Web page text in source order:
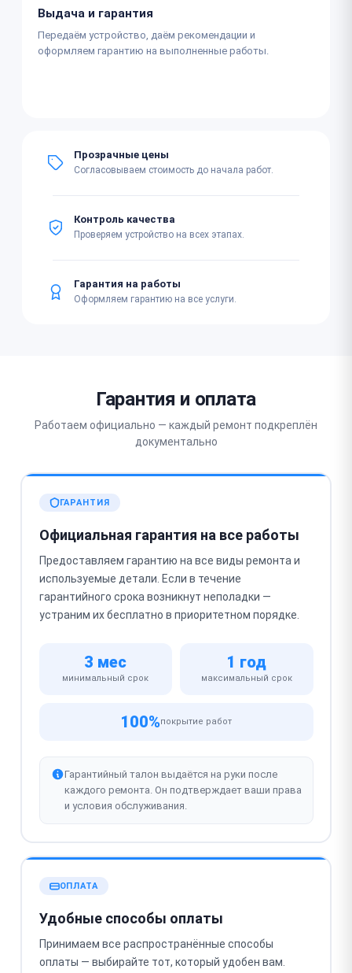
Выдача и гарантия
Передаём устройство, даём рекомендации и
оформляем гарантию на выполненные работы.
Прозрачные цены
Согласовываем стоимость до начала работ.
Контроль качества
Проверяем устройство на всех этапах.
Гарантия на работы
Оформляем гарантию на все услуги.
Гарантия и оплата
Работаем официально — каждый ремонт подкреплён
документально
ГАРАНТИЯ
Официальная гарантия на все работы
Предоставляем гарантию на все виды ремонта и
используемые детали. Если в течение
гарантийного срока возникнут неполадки —
устраним их бесплатно в приоритетном порядке.
3 мес
минимальный срок
1 год
максимальный срок
100%покрытие работ
Гарантийный талон выдаётся на руки после
каждого ремонта. Он подтверждает ваши права
и условия обслуживания.
ОПЛАТА
Удобные способы оплаты
Принимаем все распространённые способы
оплаты — выбирайте тот, который удобен вам.